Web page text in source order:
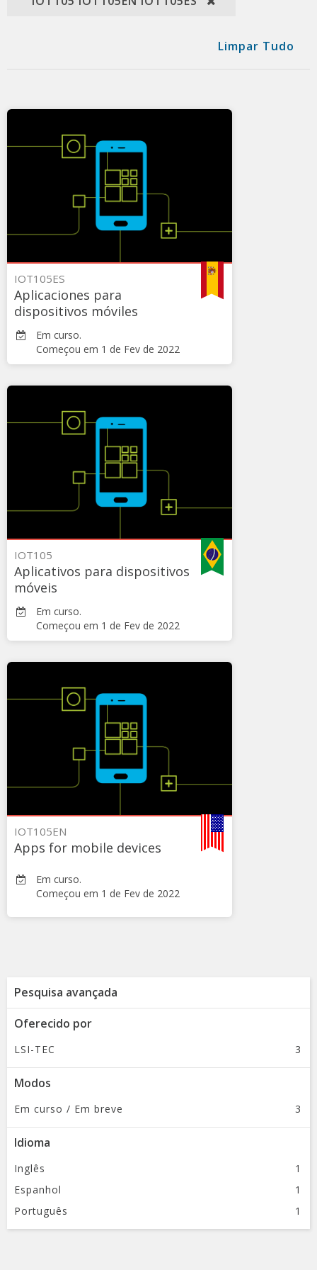
Limpar Tudo
IOT105ES
Aplicaciones para
dispositivos móviles
Em curso.
Começou em 1 de Fev de 2022
Iniciar1
de
IOT105
Aplicativos para dispositivos
móveis
Em curso.
Começou em 1 de Fev de 2022
Iniciar1
de
IOT105EN
Apps for mobile devices
Em curso.
Começou em 1 de Fev de 2022
Fev
de
2022>
Pesquisa avançada
Oferecido por
LSI-TEC 3
Modos
Em curso / Em breve 3
Idioma
Inglês
1
Espanhol
1
Português
1